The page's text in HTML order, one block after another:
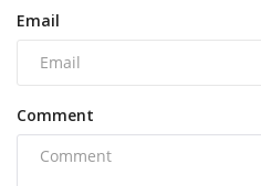
Email
Comment